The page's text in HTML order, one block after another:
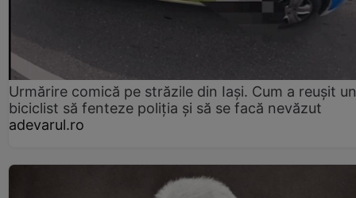
Urmărire comică pe străzile din Iași. Cum a reușit un
biciclist să fenteze poliția și să se facă nevăzut
adevarul.ro